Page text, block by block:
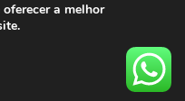
Reservados
a melhor
GDPR Cookie Banner